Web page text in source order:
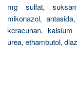
mg sulfat,
mikonazol,
keracunan,
urea, ethambutol,